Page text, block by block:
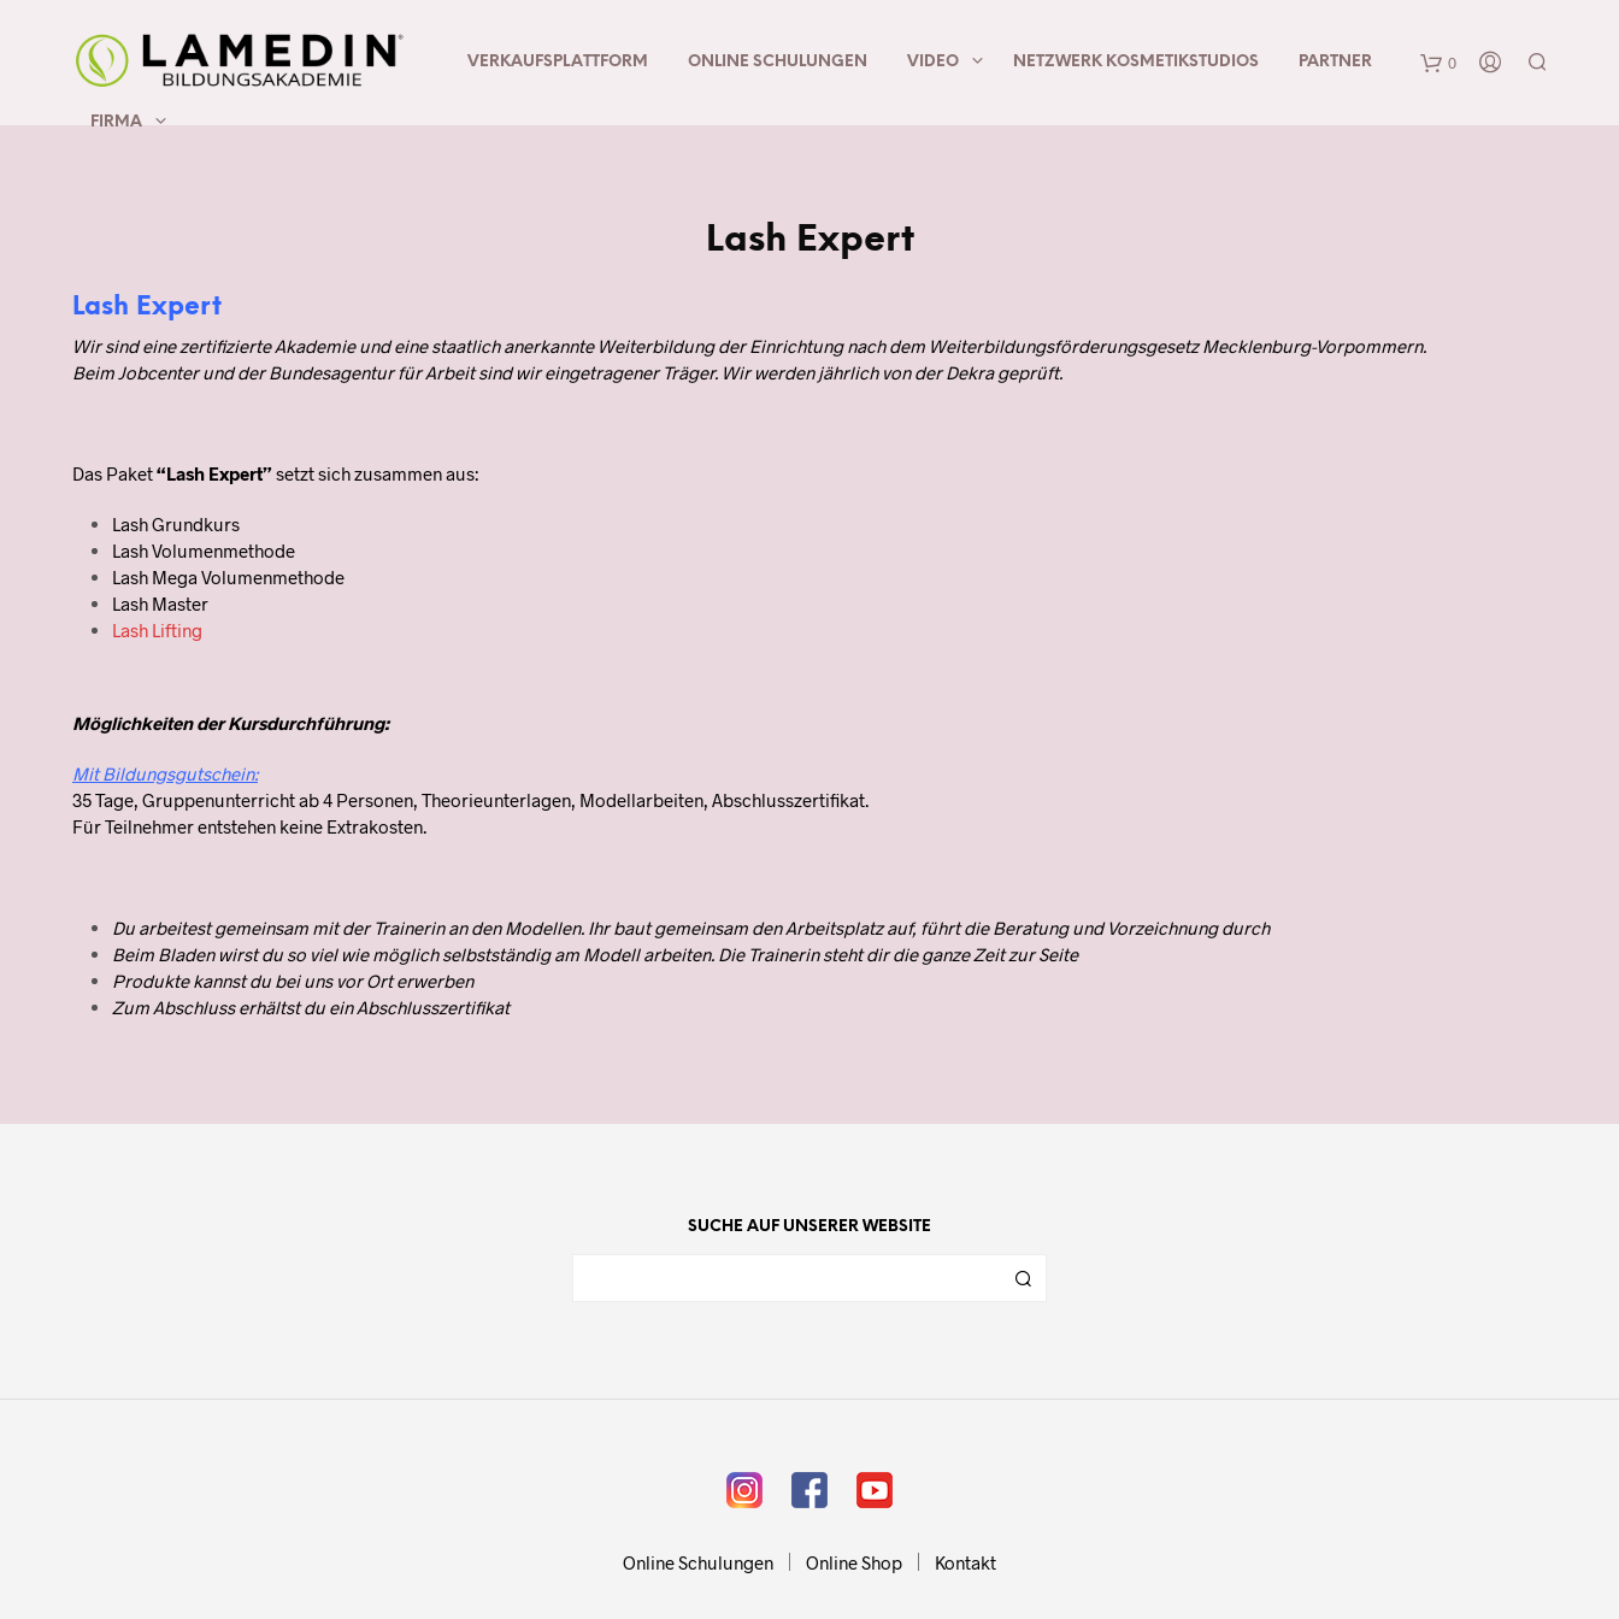
0
VERKAUFSPLATTFORM ONLINE SCHULUNGEN VIDEO NETZWERK KOSMETIKSTUDIOS PARTNER
FIRMA
Lash Expert
Lash Expert
Wir sind eine zertifizierte Akademie und eine staatlich anerkannte Weiterbildung der Einrichtung nach dem Weiterbildungsförderungsgesetz Mecklenburg-Vorpommern.
Beim Jobcenter und der Bundesagentur für Arbeit sind wir eingetragener Träger. Wir werden jährlich von der Dekra geprüft.
Das Paket“Lash Expert” setzt sich zusammen aus:
Lash Grundkurs
Lash Volumenmethode
Lash Mega Volumenmethode
Lash Master
Lash Lifting
Möglichkeiten der Kursdurchführung:
Mit Bildungsgutschein:
35 Tage, Gruppenunterricht ab 4 Personen, Theorieunterlagen, Modellarbeiten, Abschlusszertifikat.
Für Teilnehmer entstehen keine Extrakosten.
Du arbeitest gemeinsam mit der Trainerin an den Modellen. Ihr baut gemeinsam den Arbeitsplatz auf, führt die Beratung und Vorzeichnung durch
Beim Bladen wirst du so viel wie möglich selbstständig am Modell arbeiten. Die Trainerin steht dir die ganze Zeit zur Seite
Produkte kannst du bei uns vor Ort erwerben
Zum Abschluss erhältst du ein Abschlusszertifikat
SUCHE AUF UNSERER WEBSITE
Online Schulungen Online Shop Kontakt